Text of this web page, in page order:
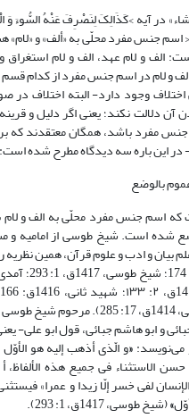
در آیه >کَذَالِکَ لِنَصْرِفَ عَنْهُ السُّوءَ وَ
اسم جنس مفرد محلّی به «ألف» و «لام»
الف و لام عهد، الف و لام استغراق
و لام در اسم جنس مفرد از کدام
اختلاف وجود دارد- البته اختلاف در
آن دلالت نکند؛ یعنی اگر دلیل و
مفرد باشد، همگان معتقدند که
در این باره سه دیدگاه مطرح شده است:
که اسم جنس مفرد محلّی به الف و لام
شده است. شیخ طوسی از امامیه و
بیان و ادب و علوم قرآن، همین نظریه
1421ق، ۱: ۶۳۱؛ میلانی، 1414ق، ‏17: 285).
و ابو هاشم جبائی، قول ابو علی-
می‌نویسد:«و الّذی أذهب إلیه هو
الاستثناء فی جمیع هذه الألفاظ، أ
لفی خسر إلّا زیدا و عمرا»
»(شیخ طوسی، 1417ق، 1: 293).